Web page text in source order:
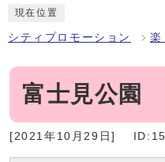
現在位置
シティプロモーション 楽
富士見公園
[2021年10月29日]